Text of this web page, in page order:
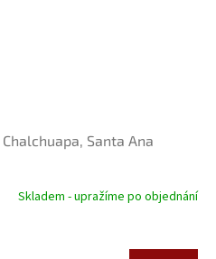
Chalchuapa, Santa Ana
Skladem - upražíme po objednání